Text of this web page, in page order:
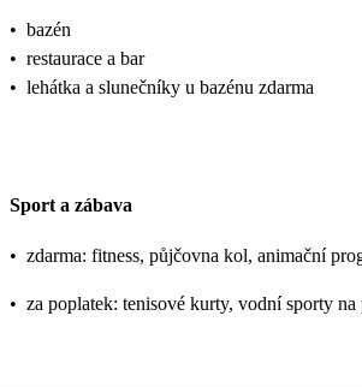
• bazén
• restaurace a bar
• lehátka a slunečníky u bazénu zdarma
Sport a zábava
• zdarma: fitness, půjčovna kol, animační
• za poplatek: tenisové kurty, vodní sporty na